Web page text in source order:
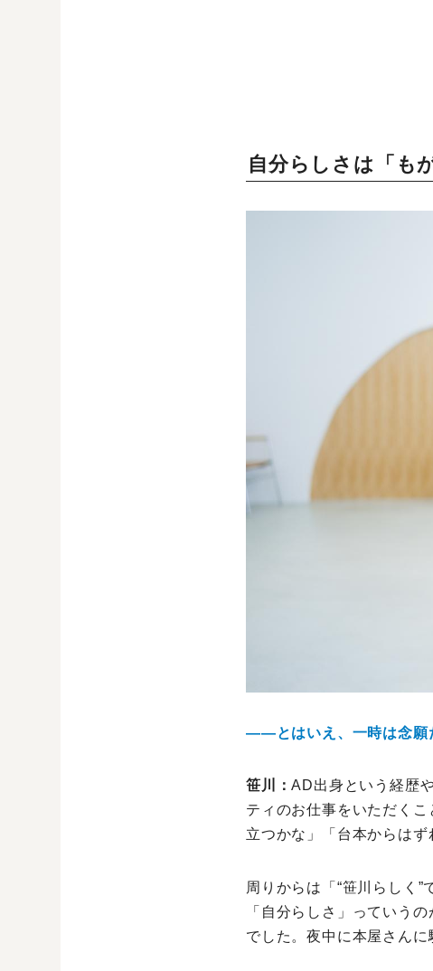
自分らしさは「も
――とはいえ、一時は念願
笹川：AD出身という経歴
ティのお仕事をいただく
立つかな」「台本からは
周りからは「“笹川らしく
「自分らしさ」っていう
でした。夜中に本屋さんに